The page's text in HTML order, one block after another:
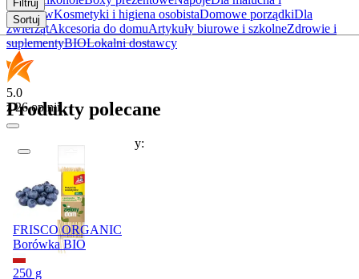
rodzicówKosmetyki i higiena osobistaDomowe porządkiDla
zwierzątAkcesoria do domuArtykuły biurowe i szkolneZdrowie i
suplementyBIOLokalni dostawcy
Produkty polecane
W tym tygodniu polecamy:
FRISCO ORGANIC
Borówka BIO
250 g
Filtruj
Sortuj
5.0
z 26 opinii